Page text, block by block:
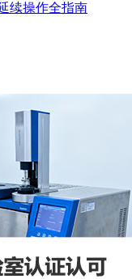
续操作全指南